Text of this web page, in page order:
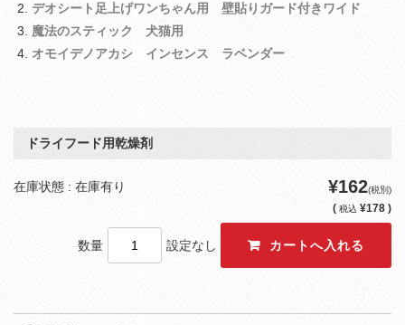
デオシート足上げワンちゃん用 壁貼りガード付きワイド
魔法のスティック 犬猫用
オモイデノアカシ インセンス ラベンダー
ドライフード用乾燥剤
在庫状態 : 在庫有り ¥162(税別)
( 税込 ¥178 )
数量 設定なし